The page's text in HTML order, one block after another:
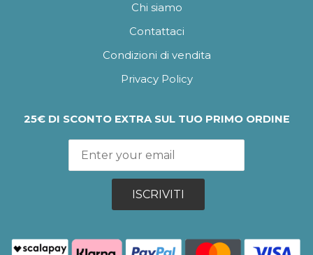
Chi siamo
Contattaci
Condizioni di vendita
Privacy Policy
25€ DI SCONTO EXTRA SUL TUO PRIMO ORDINE
ISCRIVITI